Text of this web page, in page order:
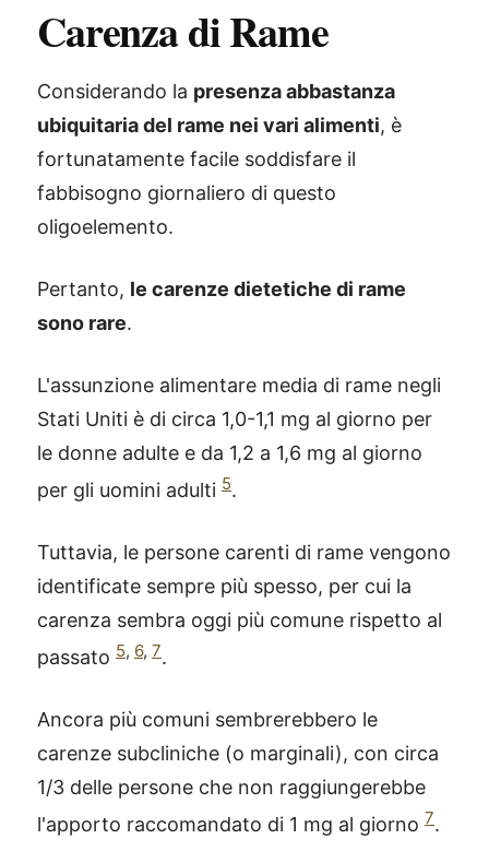
Carenza di Rame
Considerando la presenza abbastanza
ubiquitaria del rame nei vari alimenti, è
fortunatamente facile soddisfare il
fabbisogno giornaliero di questo
oligoelemento.
Pertanto, le carenze dietetiche di rame
sono rare.
L'assunzione alimentare media di rame negli
Stati Uniti è di circa 1,0-1,1 mg al giorno per
le donne adulte e da 1,2 a 1,6 mg al giorno
per gli uomini adulti 5.
Tuttavia, le persone carenti di rame vengono
identificate sempre più spesso, per cui la
carenza sembra oggi più comune rispetto al
passato 5, 6, 7.
Ancora più comuni sembrerebbero le
carenze subcliniche (o marginali), con circa
1/3 delle persone che non raggiungerebbe
l'apporto raccomandato di 1 mg al giorno 7.